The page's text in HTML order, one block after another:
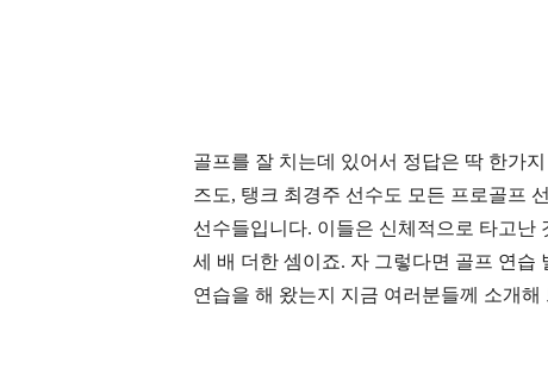
골프를 잘 치는데 있어서 정답은 딱 한가
즈도, 탱크 최경주 선수도 모든 프로골프
선수들입니다. 이들은 신체적으로 타고난
세 배 더한 셈이죠. 자 그렇다면 골프 연습
연습을 해 왔는지 지금 여러분들께 소개해